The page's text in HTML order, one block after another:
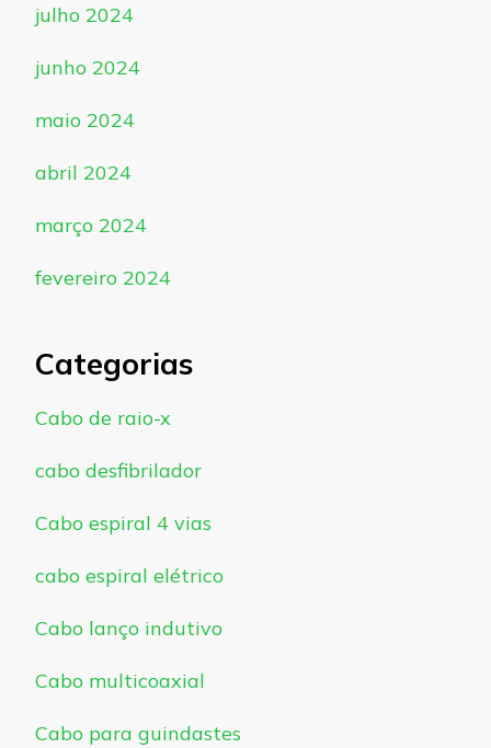
julho 2024
junho 2024
maio 2024
abril 2024
março 2024
fevereiro 2024
Categorias
Cabo de raio-x
cabo desfibrilador
Cabo espiral 4 vias
cabo espiral elétrico
Cabo lanço indutivo
Cabo multicoaxial
Cabo para guindastes